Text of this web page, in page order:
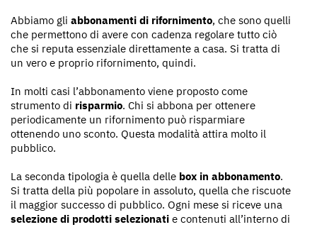
Abbiamo gli abbonamenti di rifornimento, che sono quelli
che permettono di avere con cadenza regolare tutto ciò
che si reputa essenziale direttamente a casa. Si tratta di
un vero e proprio rifornimento, quindi.
In molti casi l’abbonamento viene proposto come
strumento di risparmio. Chi si abbona per ottenere
periodicamente un rifornimento può risparmiare
ottenendo uno sconto. Questa modalità attira molto il
pubblico.
La seconda tipologia è quella delle box in abbonamento.
Si tratta della più popolare in assoluto, quella che riscuote
il maggior successo di pubblico. Ogni mese si riceve una
selezione di prodotti selezionati e contenuti all’interno di